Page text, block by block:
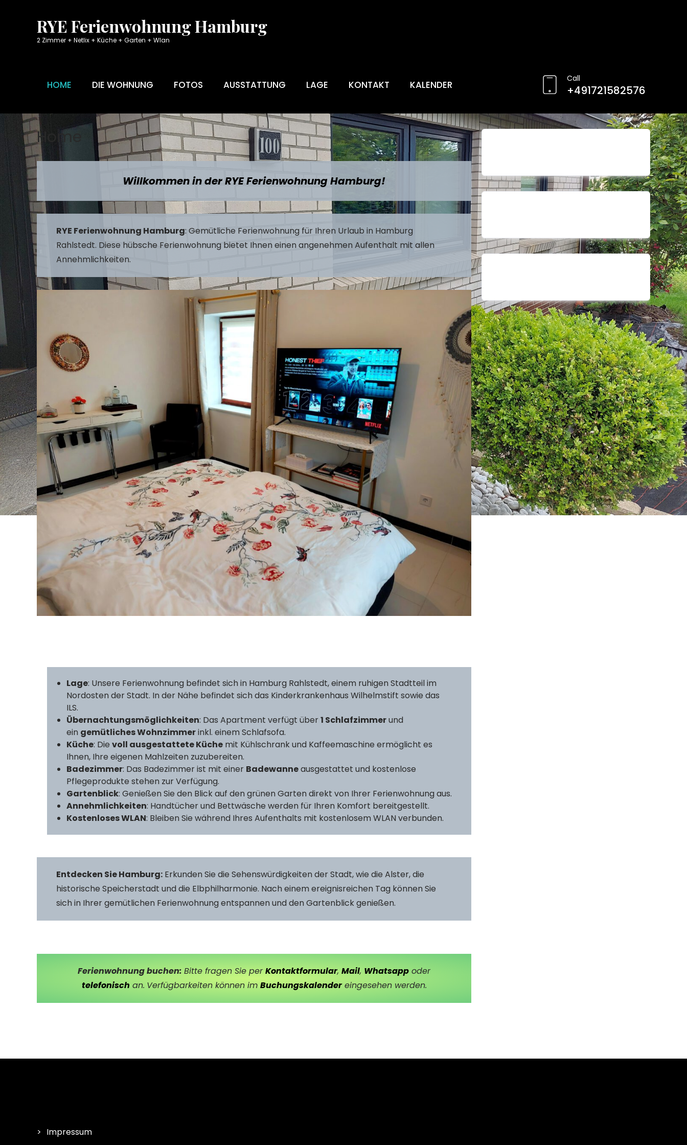
RYE Ferienwohnung Hamburg
2 Zimmer + Netlix + Küche + Garten + Wlan
HOME DIE WOHNUNG FOTOS AUSSTATTUNG LAGE KONTAKT KALENDER
Call
+491721582576
Home
Willkommen in der RYE Ferienwohnung Hamburg!
RYE Ferienwohnung Hamburg: Gemütliche Ferienwohnung für Ihren Urlaub in Hamburg
Rahlstedt. Diese hübsche Ferienwohnung bietet Ihnen einen angenehmen Aufenthalt mit allen
Annehmlichkeiten.
Lage: Unsere Ferienwohnung befindet sich in Hamburg Rahlstedt, einem ruhigen Stadtteil im
Nordosten der Stadt. In der Nähe befindet sich das Kinderkrankenhaus Wilhelmstift sowie das
ILS.
Übernachtungsmöglichkeiten: Das Apartment verfügt über1 Schlafzimmerund
ein gemütliches Wohnzimmerinkl. einem Schlafsofa.
Küche: Die voll ausgestattete Küche mit Kühlschrank und Kaffeemaschine ermöglicht es
Ihnen, Ihre eigenen Mahlzeiten zuzubereiten.
Badezimmer: Das Badezimmer ist mit einer Badewanneausgestattet und kostenlose
Pflegeprodukte stehen zur Verfügung.
Gartenblick: Genießen Sie den Blick auf den grünen Garten direkt von Ihrer Ferienwohnung aus.
Annehmlichkeiten: Handtücher und Bettwäsche werden für Ihren Komfort bereitgestellt.
Kostenloses WLAN: Bleiben Sie während Ihres Aufenthalts mit kostenlosem WLAN verbunden.
Entdecken Sie Hamburg: Erkunden Sie die Sehenswürdigkeiten der Stadt, wie die Alster, die
historische Speicherstadt und die Elbphilharmonie. Nach einem ereignisreichen Tag können Sie
sich in Ihrer gemütlichen Ferienwohnung entspannen und den Gartenblick genießen.
Ferienwohnung buchen: Bitte fragen Sie perKontaktformular, Mail, Whatsapp oder
telefonisch an. Verfügbarkeiten können im Buchungskalendereingesehen werden.
Impressum